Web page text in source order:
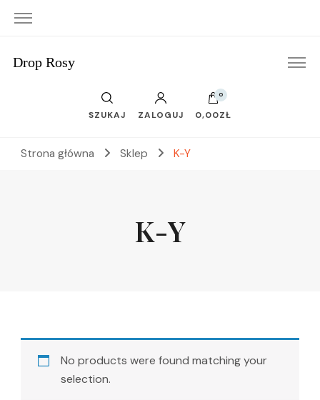
Drop Rosy
SZUKAJ ZALOGUJ
0
0,00ZŁ
Strona główna Sklep K-Y
K-Y
No products were found matching your
selection.